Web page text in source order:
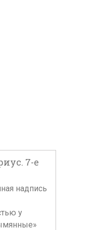
7-е
надпись
у